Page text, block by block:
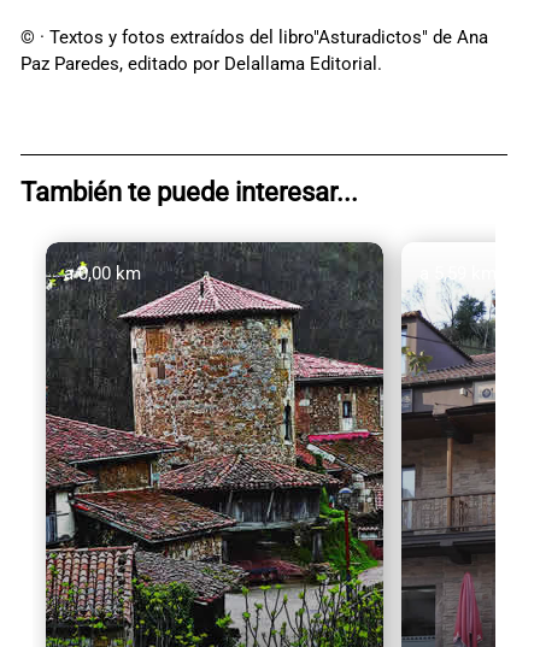
© · Textos y fotos extraídos del libro"Asturadictos" de Ana
Paz Paredes, editado por Delallama Editorial.
También te puede interesar...
a 0,00 km a 5,59 km